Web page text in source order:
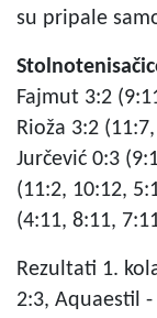
su pripale
Fajmut 3:2
Rioža 3:2
Jurčević 0:3
(11:2, 10:12,
(4:11, 8:11,
Rezultati 1.
2:3, Aquaestil -